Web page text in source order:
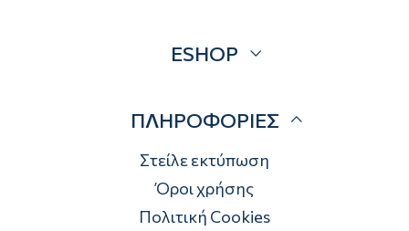
Brands
ESHOP
Τρόποι αποστολής
Τρόποι πληρωμής
Επιστροφές
ΠΛΗΡΟΦΟΡΙΕΣ
Στείλε εκτύπωση
Όροι χρήσης
Πολιτική Cookies